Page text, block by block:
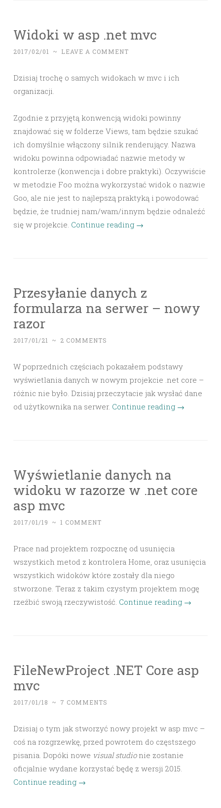
Widoki w asp .net mvc
2017/02/01 ~ LEAVE A COMMENT
Dzisiaj trochę o samych widokach w mvc i ich
organizacji.
Zgodnie z przyjętą konwencją widoki powinny
znajdować się w folderze Views, tam będzie szukać
ich domyślnie włączony silnik renderujący. Nazwa
widoku powinna odpowiadać nazwie metody w
kontrolerze (konwencja i dobre praktyki). Oczywiście
w metodzie Foo można wykorzystać widok o nazwie
Goo, ale nie jest to najlepszą praktyką i powodować
będzie, że trudniej nam/wam/innym będzie odnaleźć
się w projekcie. Continue reading →
Przesyłanie danych z
formularza na serwer – nowy
razor
2017/01/21 ~ 2 COMMENTS
W poprzednich częściach pokazałem podstawy
wyświetlania danych w nowym projekcie .net core –
różnic nie było. Dzisiaj przeczytacie jak wysłać dane
od użytkownika na serwer. Continue reading →
Wyświetlanie danych na
widoku w razorze w .net core
asp mvc
2017/01/19 ~ 1 COMMENT
Prace nad projektem rozpocznę od usunięcia
wszystkich metod z kontrolera Home, oraz usunięcia
wszystkich widoków które zostały dla niego
stworzone. Teraz z takim czystym projektem mogę
rzeźbić swoją rzeczywistość. Continue reading →
FileNewProject .NET Core asp
mvc
2017/01/18 ~ 7 COMMENTS
Dzisiaj o tym jak stworzyć nowy projekt w asp mvc –
coś na rozgrzewkę, przed powrotem do częstszego
pisania. Dopóki nowe visual studionie zostanie
oficjalnie wydane korzystać będę z wersji 2015.
Continue reading →